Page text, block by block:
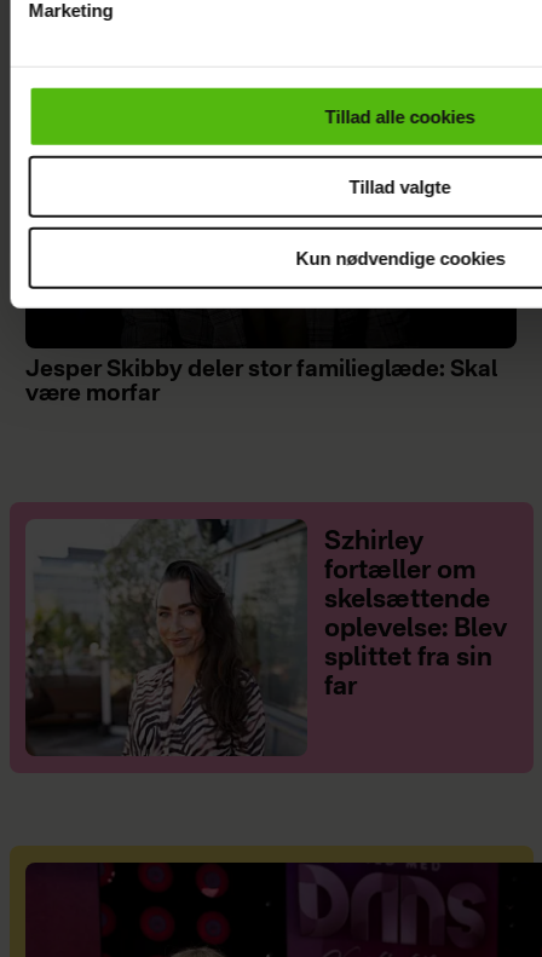
cookiepolitik.
Marketing
Tillad alle cookies
Tillad valgte
Kun nødvendige cookies
Jesper Skibby deler stor familieglæde: Skal
være morfar
Szhirley
fortæller om
skelsættende
oplevelse: Blev
splittet fra sin
far